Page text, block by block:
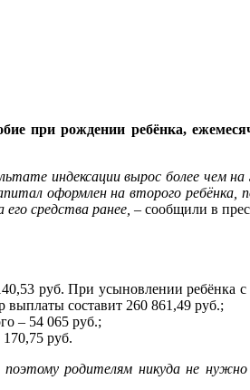
при рождении ребёнка,
индексации вырос более чем
оформлен на второго ребёнка,
средства ранее, – сообщили в
руб. При усыновлении ребёнка с
выплаты составит 260 861,49 руб.;
– 54 065 руб.;
руб.
родителям никуда не